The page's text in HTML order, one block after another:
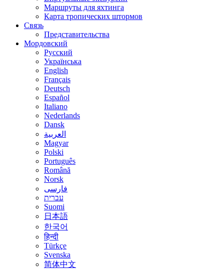
Маршруты для яхтинга
Карта тропических штормов
Связь
Представительства
Мордовский
Русский
Українська
English
Français
Deutsch
Español
Italiano
Nederlands
Dansk
العربية
Magyar
Polski
Português
Română
Norsk
فارسی
עברית
Suomi
日本語
한국어
हिन्दी
Türkçe
Svenska
简体中文